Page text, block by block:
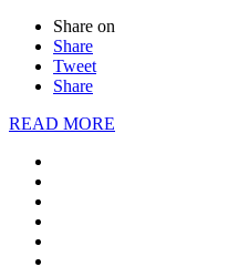
Share on
Share
Tweet
Share
READ MORE